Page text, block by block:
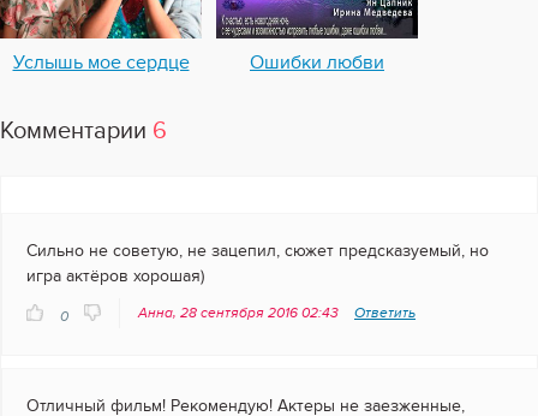
Услышь мое сердце Ошибки любви
Комментарии 6
Сильно не советую, не зацепил, сюжет предсказуемый, но
игра актёров хорошая)
0 Анна, 28 сентября 2016 02:43 Ответить
Отличный фильм! Рекомендую! Актеры не заезженные,